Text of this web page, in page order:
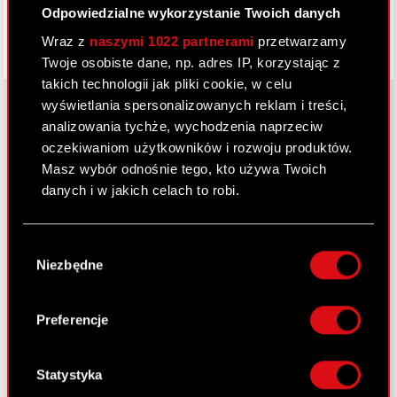
Odpowiedzialne wykorzystanie Twoich danych
Wraz z naszymi 1022 partnerami przetwarzamy
Twoje osobiste dane, np. adres IP, korzystając z
takich technologii jak pliki cookie, w celu
wyświetlania spersonalizowanych reklam i treści,
analizowania tychże, wychodzenia naprzeciw
oczekiwaniom użytkowników i rozwoju produktów.
Masz wybór odnośnie tego, kto używa Twoich
danych i w jakich celach to robi.
Gromadzić dane dotyczące Twojej
lokalizacji geograficznej z dokładnością nawet
Identyfikować Twoje urządzenie, aktywnie
analizując charakteryzującego je zbiory
palca)
zgody
Niezbędne
Preferencje
Statystyka
O CD PROJEKT
Grupa Kapitałowa
Nasz biznes
Inwestorzy
Media